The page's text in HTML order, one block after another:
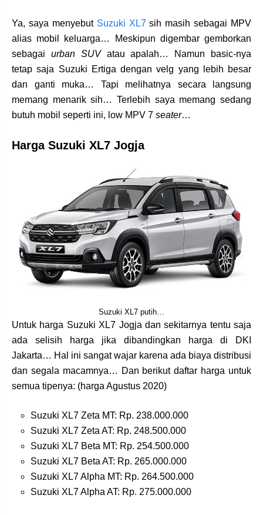
Ya, saya menyebut Suzuki XL7 sih masih sebagai MPV
alias mobil keluarga… Meskipun digembar gemborkan
sebagai urban SUVatau apalah… Namun basic-nya
tetap saja Suzuki Ertiga dengan velg yang lebih besar
dan ganti muka… Tapi melihatnya secara langsung
memang menarik sih… Terlebih saya memang sedang
butuh mobil seperti ini, low MPV 7 seater…
Harga Suzuki XL7 Jogja
Suzuki XL7 putih…
Untuk harga Suzuki XL7 Jogja dan sekitarnya tentu saja
ada selisih harga jika dibandingkan harga di DKI
Jakarta… Hal ini sangat wajar karena ada biaya distribusi
dan segala macamnya… Dan berikut daftar harga untuk
semua tipenya: (harga Agustus 2020)
Suzuki XL7 Zeta MT: Rp. 238.000.000
Suzuki XL7 Zeta AT: Rp. 248.500.000
Suzuki XL7 Beta MT: Rp. 254.500.000
Suzuki XL7 Beta AT: Rp. 265.000.000
Suzuki XL7 Alpha MT: Rp. 264.500.000
Suzuki XL7 Alpha AT: Rp. 275.000.000